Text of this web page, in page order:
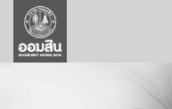
ลูกค้าธุรกิจ
ลูกค้าผู้ประกอบรายย่